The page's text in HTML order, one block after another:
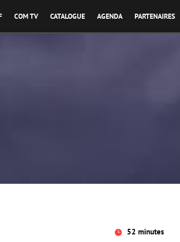
COM TV CATALOGUE AGENDA PARTENAIRES
 52 minutes